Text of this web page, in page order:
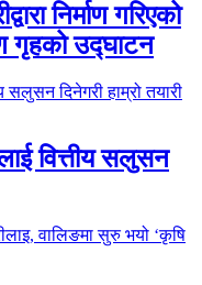
निर्माण गरिएको
गृहको उद्घाटन
वित्तीय सलुसन